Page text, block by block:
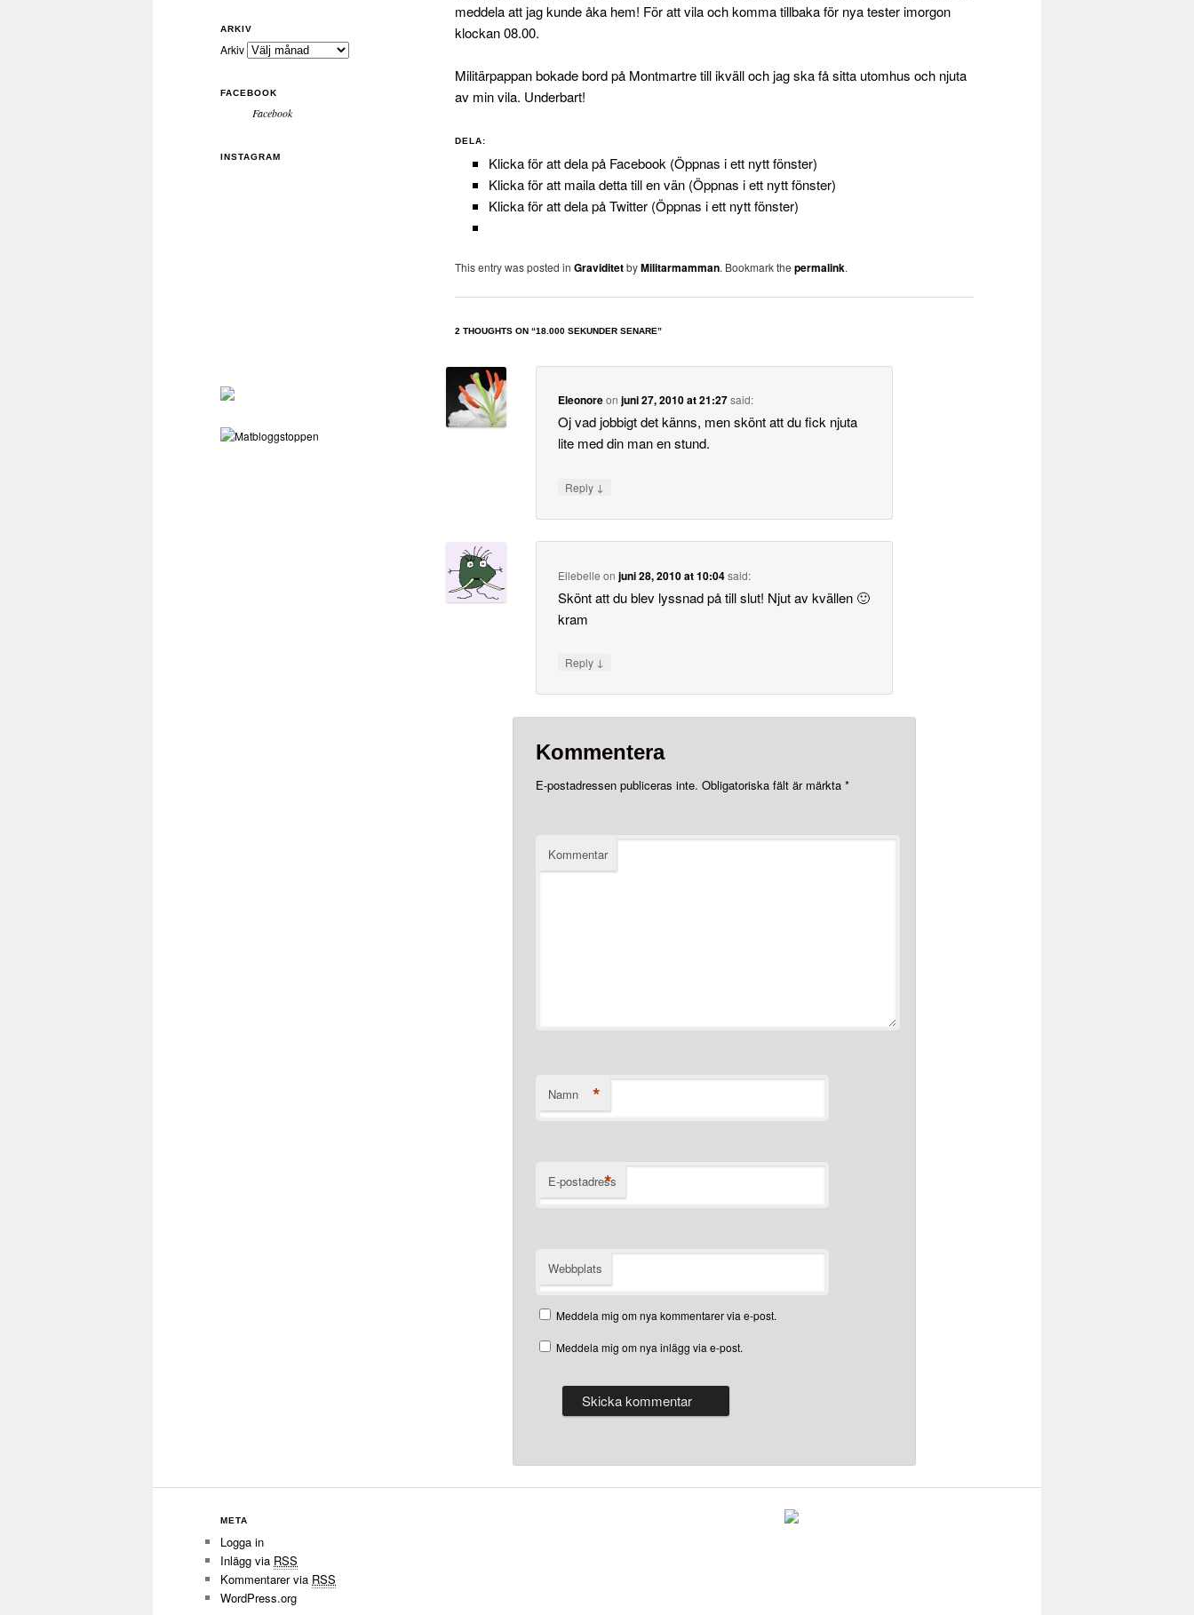
meddela att jag kunde åka hem! För att vila och komma tillbaka för nya tester imorgon
klockan 08.00.
Militärpappan bokade bord på Montmartre till ikväll och jag ska få sitta utomhus och njuta
av min vila. Underbart!
DELA:
Klicka för att dela på Facebook (Öppnas i ett nytt fönster)
Klicka för att maila detta till en vän (Öppnas i ett nytt fönster)
Klicka för att dela på Twitter (Öppnas i ett nytt fönster)
This entry was posted in GraviditetbyMilitarmamman. Bookmark the permalink.
2 THOUGHTS ON “18.000 SEKUNDER SENARE”
Eleonoreonjuni 27, 2010 at 21:27said:
Oj vad jobbigt det känns, men skönt att du fick njuta
lite med din man en stund.
Reply ↓
Ellebelle onjuni 28, 2010 at 10:04said:
Skönt att du blev lyssnad på till slut! Njut av kvällen 🙂
kram
Reply ↓
Kommentera
E-postadressen publiceras inte. Obligatoriska fält är märkta *
Kommentar
Namn *
E-postadress
*
Webbplats
Meddela mig om nya kommentarer via e-post.
Meddela mig om nya inlägg via e-post.
ARKIV
Arkiv
FACEBOOK
Facebook
INSTAGRAM
META
Logga in
Inlägg via RSS
Kommentarer via RSS
WordPress.org